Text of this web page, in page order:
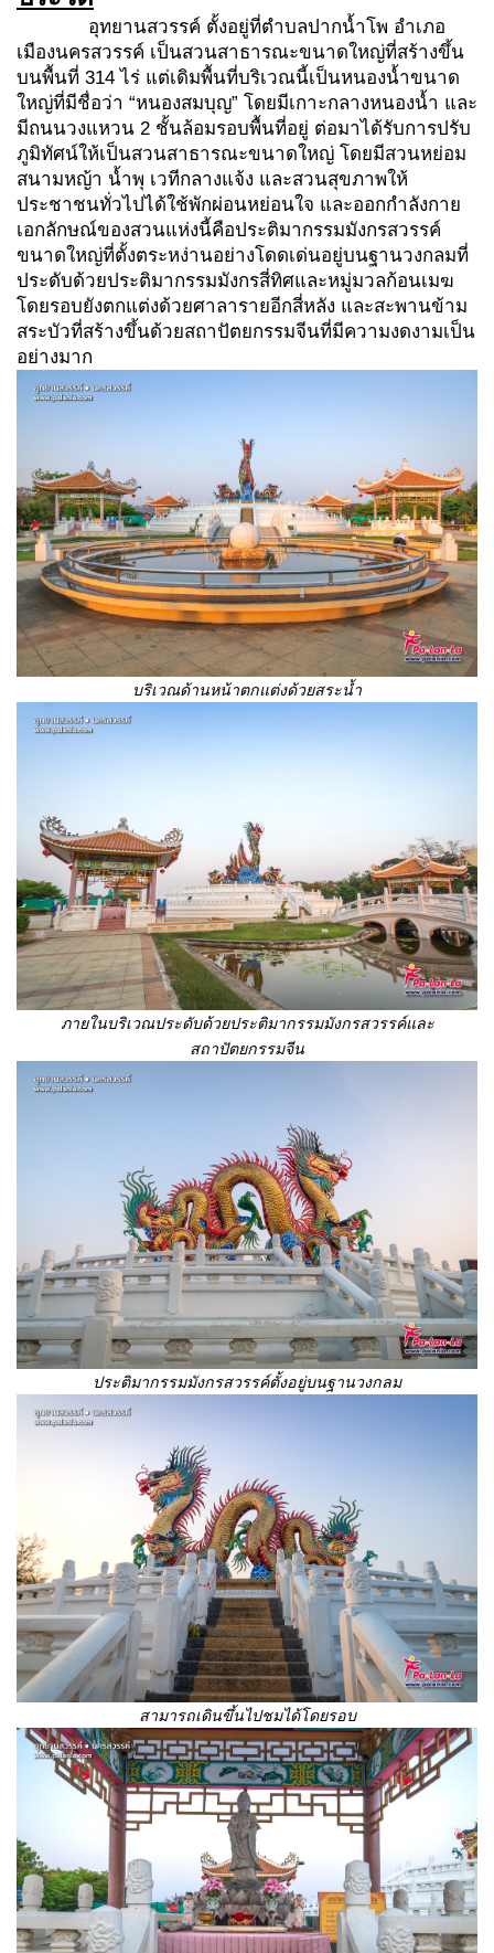
อุทยานสวรรค์ ตั้งอยู่ที่ตำบลปากน้ำโพ อำเภอ
เมืองนครสวรรค์ เป็นสวนสาธารณะขนาดใหญ่ที่สร้างขึ้น
บนพื้นที่ 314 ไร่ แต่เดิมพื้นที่บริเวณนี้เป็นหนองน้ำขนาด
ใหญ่ที่มีชื่อว่า “หนองสมบุญ” โดยมีเกาะกลางหนองน้ำ และ
มีถนนวงแหวน 2 ชั้นล้อมรอบพื้นที่อยู่ ต่อมาได้รับการปรับ
ภูมิทัศน์ให้เป็นสวนสาธารณะขนาดใหญ่ โดยมีสวนหย่อม
สนามหญ้า น้ำพุ เวทีกลางแจ้ง และสวนสุขภาพให้
ประชาชนทั่วไปได้ใช้พักผ่อนหย่อนใจ และออกกำลังกาย
เอกลักษณ์ของสวนแห่งนี้คือประติมากรรมมังกรสวรรค์
ขนาดใหญ่ที่ตั้งตระหง่านอย่างโดดเด่นอยู่บนฐานวงกลมที่
ประดับด้วยประติมากรรมมังกรสี่ทิศและหมู่มวลก้อนเมฆ
โดยรอบยังตกแต่งด้วยศาลารายอีกสี่หลัง และสะพานข้าม
สระบัวที่สร้างขึ้นด้วยสถาปัตยกรรมจีนที่มีความงดงามเป็น
อย่างมาก
บริเวณด้านหน้าตกแต่งด้วยสระน้ำ
ภายในบริเวณประดับด้วยประติมากรรมมังกรสวรรค์และ
สถาปัตยกรรมจีน
ประติมากรรมมังกรสวรรค์ตั้งอยู่บนฐานวงกลม
สามารถเดินขึ้นไปชมได้โดยรอบ